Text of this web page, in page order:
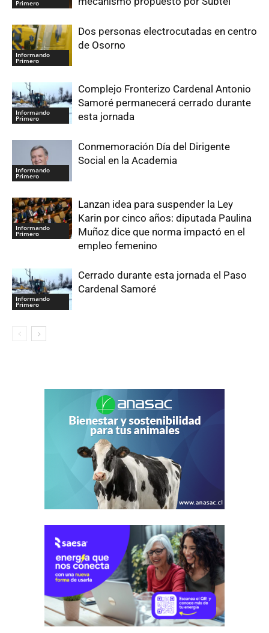
Primero
Informando
Primero
Dos personas electrocutadas en centro
de Osorno
Informando
Primero
Complejo Fronterizo Cardenal Antonio
Samoré permanecerá cerrado durante
esta jornada
Informando
Primero
Conmemoración Día del Dirigente
Social en la Academia
Informando
Primero
Lanzan idea para suspender la Ley
Karin por cinco años: diputada Paulina
Muñoz dice que norma impactó en el
empleo femenino
Informando
Primero
Cerrado durante esta jornada el Paso
Cardenal Samoré